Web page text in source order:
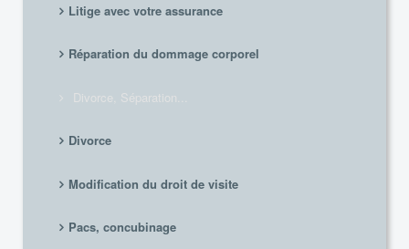
Litige avec votre assurance
Réparation du dommage corporel
Divorce, Séparation...
Divorce
Modification du droit de visite
Pacs, concubinage